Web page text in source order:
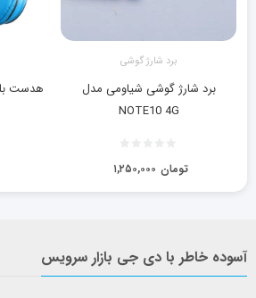
برد شارژ گوشی
برد شارژ گوشی شیاومی مدل
NOTE10 4G
۱,۲۵۰,۰۰۰ تومان
آسوده خاطر با دی جی بازار سرویس